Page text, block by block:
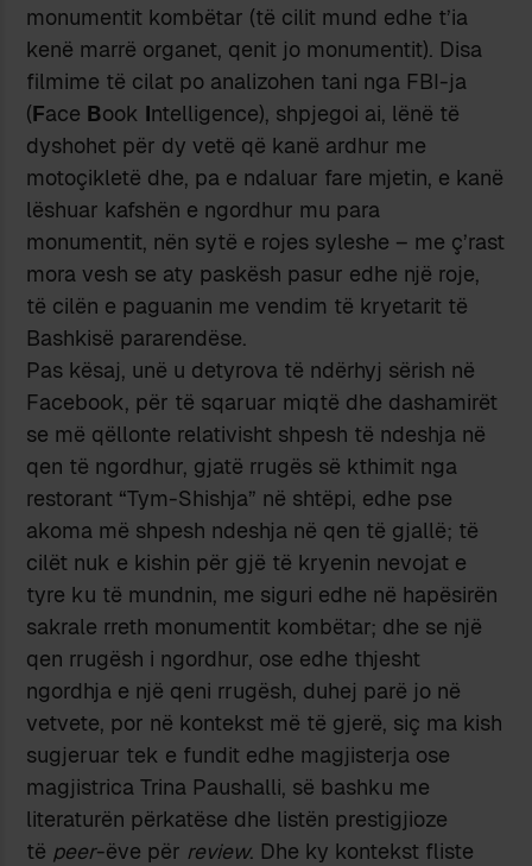
monumentit kombëtar (të cilit mund edhe t’ia
kenë marrë organet, qenit jo monumentit). Disa
filmime të cilat po analizohen tani nga FBI-ja
(Face Book Intelligence), shpjegoi ai, lënë të
dyshohet për dy vetë që kanë ardhur me
motoçikletë dhe, pa e ndaluar fare mjetin, e kanë
lëshuar kafshën e ngordhur mu para
monumentit, nën sytë e rojes syleshe – me ç’rast
mora vesh se aty paskësh pasur edhe një roje,
të cilën e paguanin me vendim të kryetarit të
Bashkisë pararendëse.
Pas kësaj, unë u detyrova të ndërhyj sërish në
Facebook, për të sqaruar miqtë dhe dashamirët
se më qëllonte relativisht shpesh të ndeshja në
qen të ngordhur, gjatë rrugës së kthimit nga
restorant “Tym-Shishja” në shtëpi, edhe pse
akoma më shpesh ndeshja në qen të gjallë; të
cilët nuk e kishin për gjë të kryenin nevojat e
tyre ku të mundnin, me siguri edhe në hapësirën
sakrale rreth monumentit kombëtar; dhe se një
qen rrugësh i ngordhur, ose edhe thjesht
ngordhja e një qeni rrugësh, duhej parë jo në
vetvete, por në kontekst më të gjerë, siç ma kish
sugjeruar tek e fundit edhe magjisterja ose
magjistrica Trina Paushalli, së bashku me
literaturën përkatëse dhe listën prestigjioze
të peer-ëve për review. Dhe ky kontekst fliste